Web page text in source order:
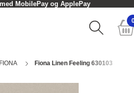
MobilePay og ApplePay
FIONA Fiona Linen Feeling 630103